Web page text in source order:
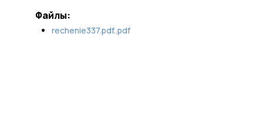
Файлы:
rechenie337.pdf..pdf